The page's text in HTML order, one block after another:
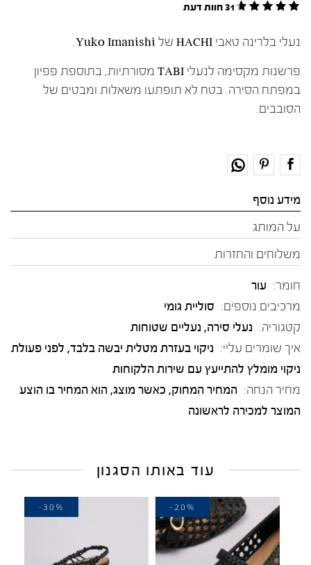
31 חוות דעת
נעלי בלרינה טאבי HACHI של Yuko Imanishi.
פרשנות מקסימה לנעלי TABI מסורתיות, בתוספת פפיון
במפתח הסירה. בטח לא תופתעו משאלות ומבטים של
הסובבים.
מידע נוסף
על המותג
משלוחים והחזרות
חומר: עור
מרכיבים נוספים: סוליית גומי
קטגוריה: נעלי סירה, נעליים שטוחות
איך שומרים עליי: ניקוי בעזרת מטלית יבשה בלבד, לפני פעולת
ניקוי מומלץ להתייעץ עם שירות הלקוחות
מחיר הנחה: המחיר המחוק, כאשר מוצג, הוא המחיר בו הוצע
המוצר למכירה לראשונה
עוד באותו הסגנון
-20%
-30%